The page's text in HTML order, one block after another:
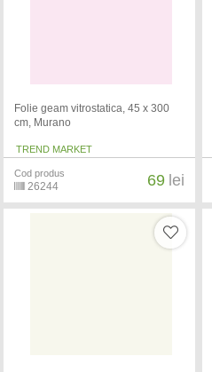
Folie geam vitrostatica, 45 x 300
cm, Murano
TREND MARKET
Cod produs
26244 69 lei